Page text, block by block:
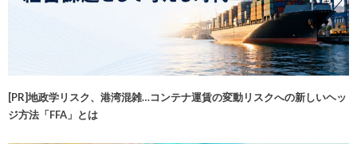
[PR]地政学リスク、港湾混雑…コンテナ運賃の変動リスクへの新しいヘッ
ジ方法「FFA」とは